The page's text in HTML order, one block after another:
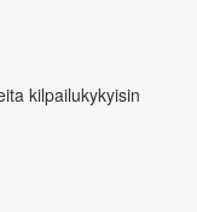
kilpailukykyisin